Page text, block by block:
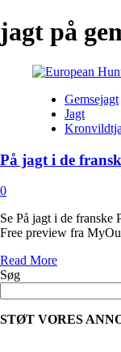
jagt på
Gemsejagt
Jagt
På jagt i de
0
Se På jagt i de
Free preview fra
Read MoreRead
På
jagt
Søg
STØT VORES